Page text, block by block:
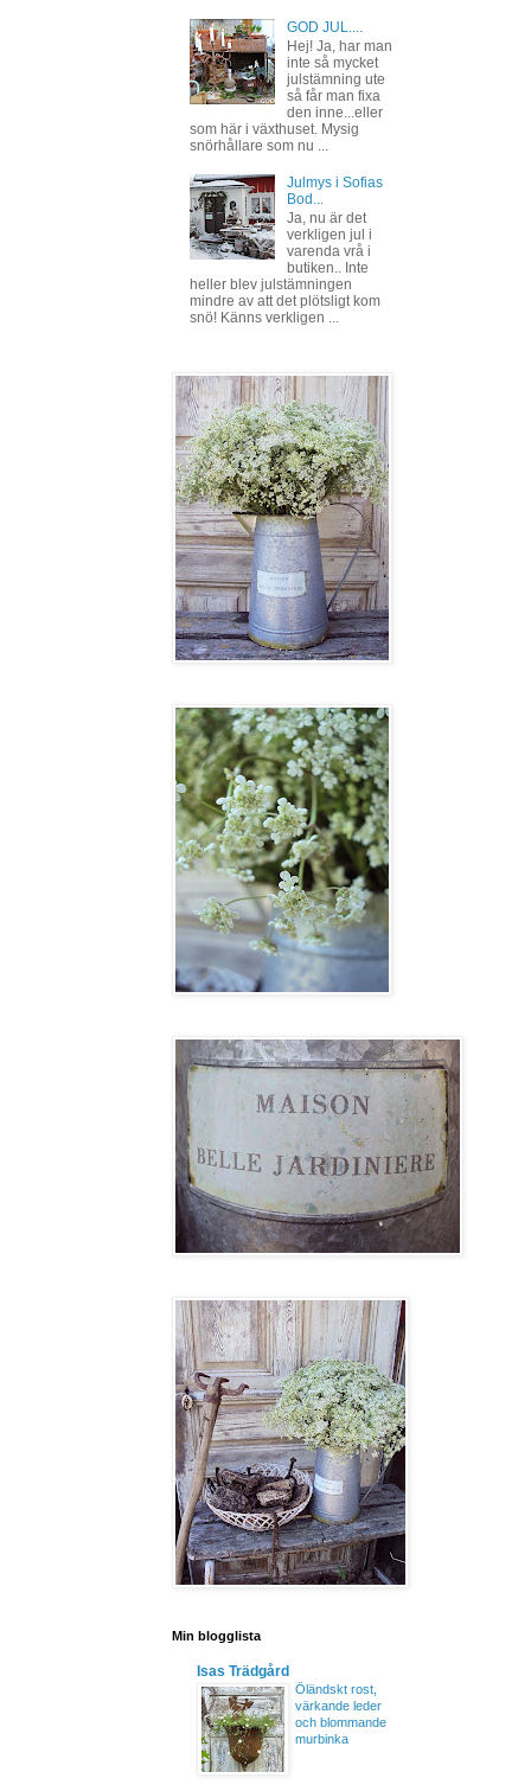
GOD JUL....
Hej! Ja, har man
inte så mycket
julstämning ute
så får man fixa
den inne...eller
som här i växthuset. Mysig
snörhållare som nu ...
Julmys i Sofias
Bod...
Ja, nu är det
verkligen jul i
varenda vrå i
butiken.. Inte
heller blev julstämningen
mindre av att det plötsligt kom
snö! Känns verkligen ...
Min blogglista
Isas Trädgård
Öländskt rost,
värkande leder
och blommande
murbinka